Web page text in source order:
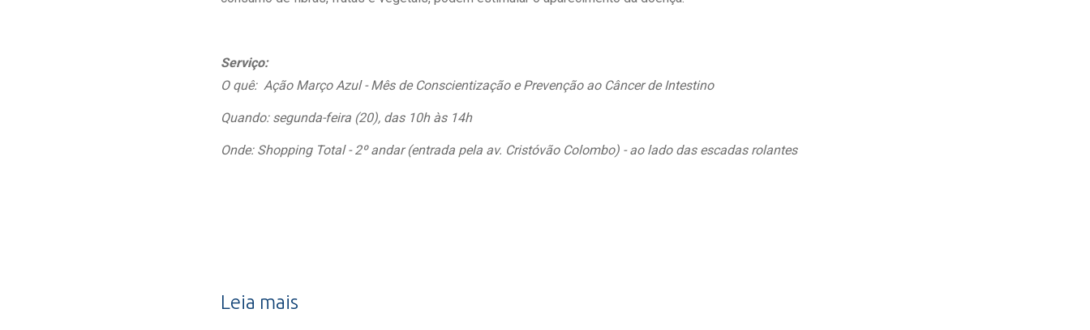
Serviço:
O quê: Ação Março Azul - Mês de Conscientização e Prevenção ao Câncer de Intestino
Quando: segunda-feira (20), das 10h às 14h
Onde: Shopping Total - 2º andar (entrada pela av. Cristóvão Colombo) - ao lado das escadas rolantes
Leia mais